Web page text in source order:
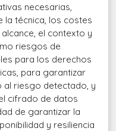
necesarias,
la técnica, los costes
el contexto y
riesgos de
para los derechos
para garantizar
al riesgo detectado, y
cifrado de datos
de garantizar la
y resiliencia